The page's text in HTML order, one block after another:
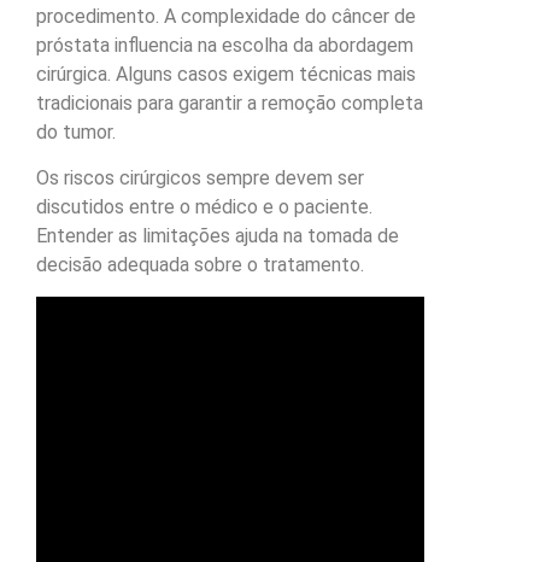
procedimento. A complexidade do câncer de
próstata influencia na escolha da abordagem
cirúrgica. Alguns casos exigem técnicas mais
tradicionais para garantir a remoção completa
do tumor.
Os riscos cirúrgicos sempre devem ser
discutidos entre o médico e o paciente.
Entender as limitações ajuda na tomada de
decisão adequada sobre o tratamento.